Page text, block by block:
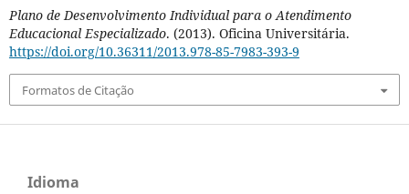
Plano de Desenvolvimento Individual para o Atendimento
Educacional Especializado. (2013). Oficina Universitária.
https://doi.org/10.36311/2013.978-85-7983-393-9
Formatos de Citação
Idioma